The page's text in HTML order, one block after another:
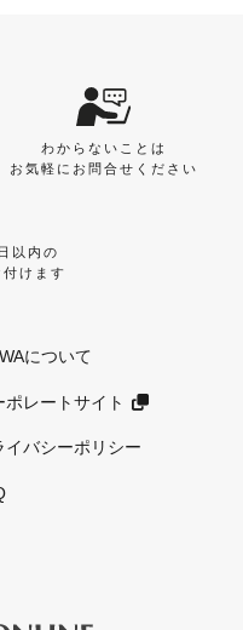
わからないことは
お気軽にお問合せください
以内の
けます
について
ポレートサイト
イバシーポリシー